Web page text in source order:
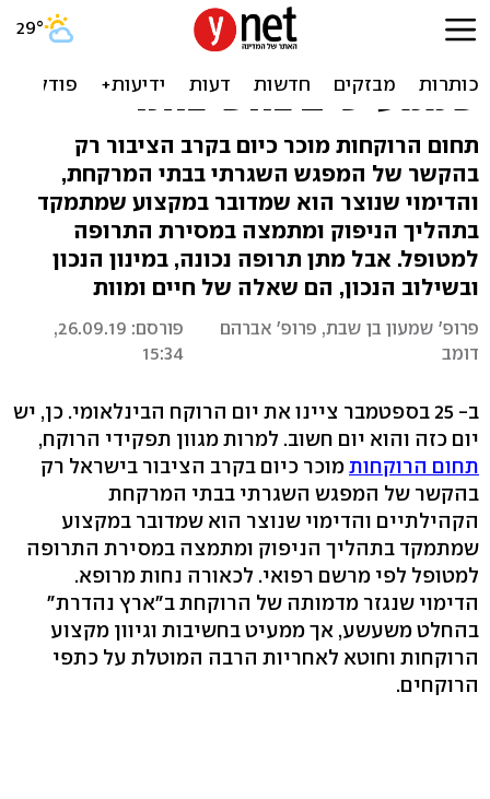
יום הרוקח הבינלאומי:
המקצוע המשמעותי
שממעיטים בחשיבותו
תחום הרוקחות מוכר כיום בקרב הציבור רק
בהקשר של המפגש השגרתי בבתי המרקחת,
והדימוי שנוצר הוא שמדובר במקצוע שמתמקד
בתהליך הניפוק ומתמצה במסירת התרופה
למטופל. אבל מתן תרופה נכונה, במינון הנכון
ובשילוב הנכון, הם שאלה של חיים ומוות
פרופ' שמעון בן שבת, פרופ' אברהם
דומב
פורסם: 26.09.19,
15:34
ב- 25 בספטמבר ציינו את יום הרוקח הבינלאומי. כן, יש
יום כזה והוא יום חשוב. למרות מגוון תפקידי הרוקח,
תחום הרוקחותמוכר כיום בקרב הציבור בישראל רק
בהקשר של המפגש השגרתי בבתי המרקחת
הקהילתיים והדימוי שנוצר הוא שמדובר במקצוע
שמתמקד בתהליך הניפוק ומתמצה במסירת התרופה
למטופל לפי מרשם רפואי. לכאורה נחות מרופא.
הדימוי שנגזר מדמותה של הרוקחת ב"ארץ נהדרת"
בהחלט משעשע, אך ממעיט בחשיבות וגיוון מקצוע
הרוקחות וחוטא לאחריות הרבה המוטלת על כתפי
הרוקחים.